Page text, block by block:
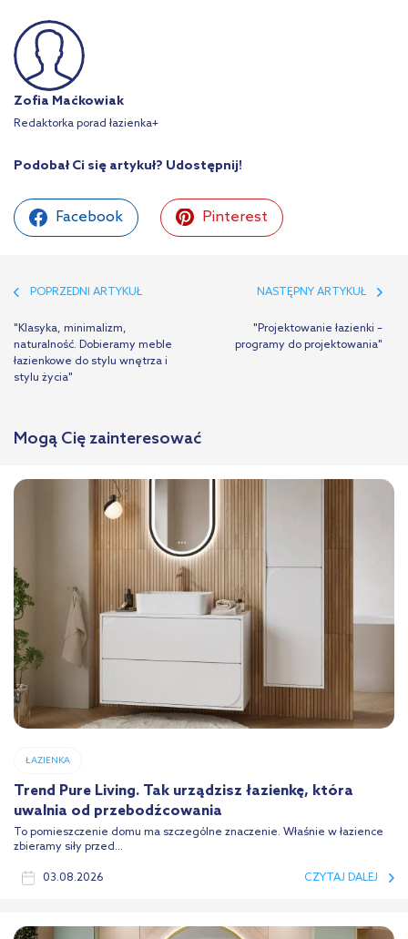
Zofia Maćkowiak
Redaktorka porad łazienka+
Podobał Ci się artykuł? Udostępnij!
Facebook Pinterest
POPRZEDNI ARTYKUŁ
"Klasyka, minimalizm,
naturalność. Dobieramy meble
łazienkowe do stylu wnętrza i
stylu życia"
NASTĘPNY ARTYKUŁ
"Projektowanie łazienki –
programy do projektowania"
Mogą Cię zainteresować
ŁAZIENKA
Trend Pure Living. Tak urządzisz łazienkę, która
uwalnia od przebodźcowania
To pomieszczenie domu ma szczególne znaczenie. Właśnie w łazience
zbieramy siły przed...
03.08.2026 CZYTAJ DALEJ